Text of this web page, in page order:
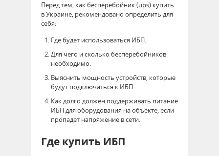
Перед тем, как бесперебойник (ups) купить
в Украине, рекомендовано определить для
себя:
Где будет использоваться ИБП.
Для чего и сколько бесперебойников
необходимо.
Выяснить мощность устройств, которые
будут подключаться к ИБП.
Как долго должен поддерживать питание
ИБП для оборудования на объекте, если
пропадет напряжение в сети.
Где купить ИБП